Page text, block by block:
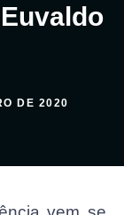
DE 2020